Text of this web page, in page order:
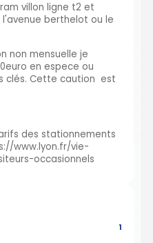
villon ligne t2 et
berthelot ou le
non mensuelle je
en espece ou
clés. Cette caution est
des stationnements
www.lyon.fr/vie-
occasionnels
1